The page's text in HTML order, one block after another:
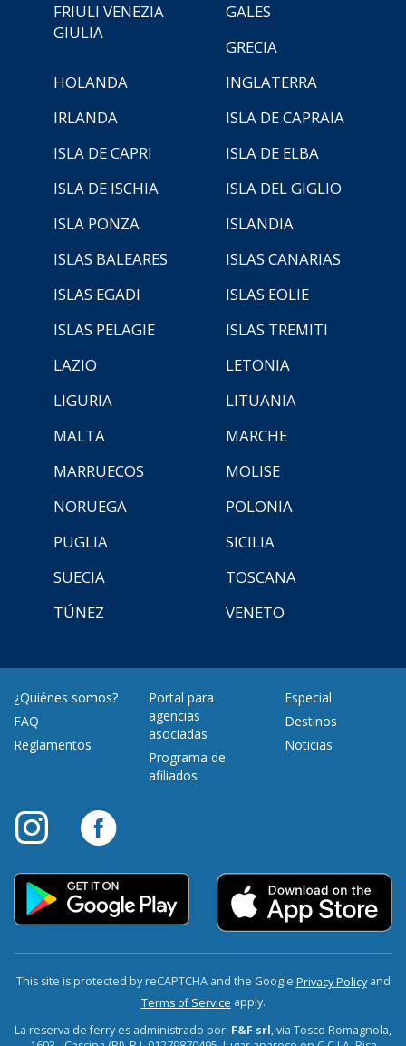
FRIULI VENEZIA
GIULIA
GALES
GRECIA
HOLANDA
INGLATERRA
IRLANDA
ISLA DE CAPRAIA
ISLA DE CAPRI
ISLA DE ELBA
ISLA DE ISCHIA
ISLA DEL GIGLIO
ISLA PONZA
ISLANDIA
ISLAS BALEARES
ISLAS CANARIAS
ISLAS EGADI
ISLAS EOLIE
ISLAS PELAGIE
ISLAS TREMITI
LAZIO
LETONIA
LIGURIA
LITUANIA
MALTA
MARCHE
MARRUECOS
MOLISE
NORUEGA
POLONIA
PUGLIA
SICILIA
SUECIA
TOSCANA
TÚNEZ
VENETO
¿Quiénes somos?
FAQ
Reglamentos
Portal para
agencias
asociadas
Programa de
afiliados
Especial
Destinos
Noticias
This site is protected by reCAPTCHA and the Google Privacy Policyand
Terms of Service apply.
La reserva de ferry es administrado por: F&F srl, via Tosco Romagnola,